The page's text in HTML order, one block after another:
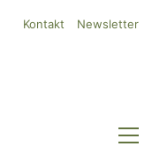
Kontakt Newsletter